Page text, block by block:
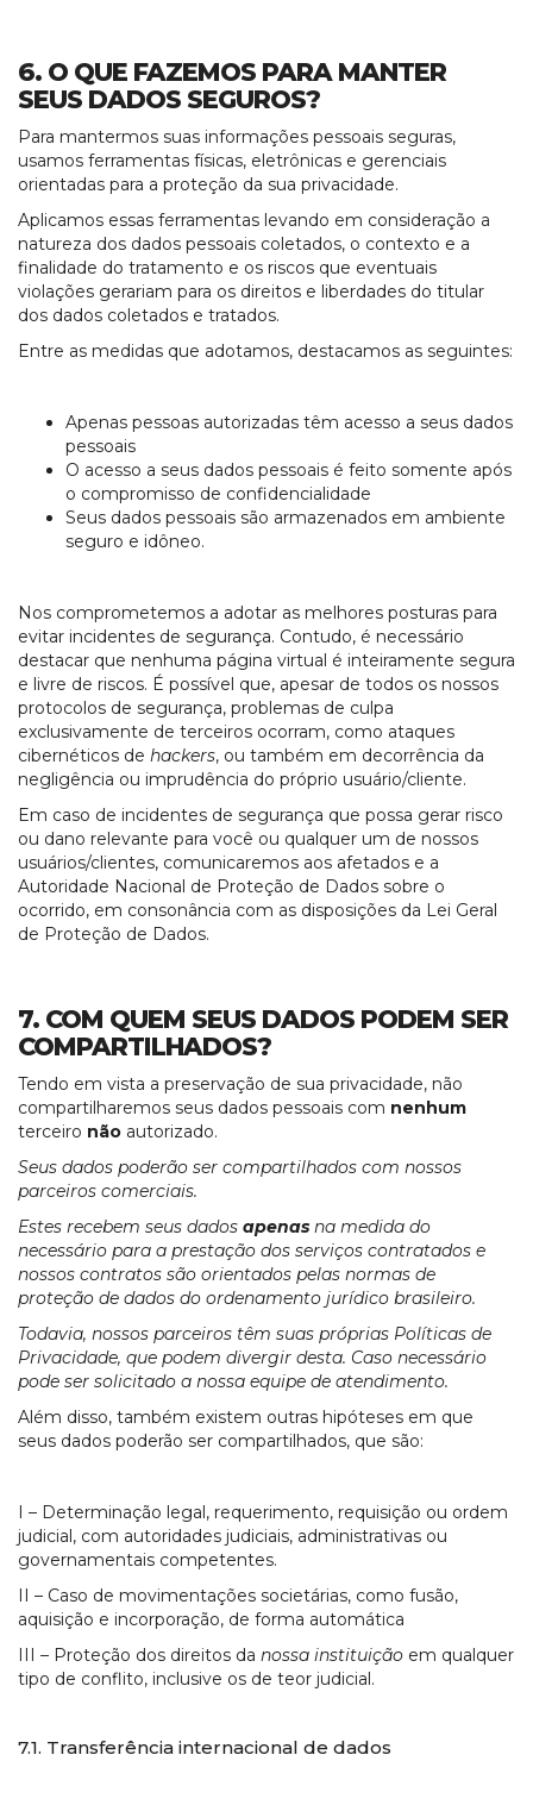
6. O QUE FAZEMOS PARA MANTER
SEUS DADOS SEGUROS?
Para mantermos suas informações pessoais seguras,
usamos ferramentas físicas, eletrônicas e gerenciais
orientadas para a proteção da sua privacidade.
Aplicamos essas ferramentas levando em consideração a
natureza dos dados pessoais coletados, o contexto e a
finalidade do tratamento e os riscos que eventuais
violações gerariam para os direitos e liberdades do titular
dos dados coletados e tratados.
Entre as medidas que adotamos, destacamos as seguintes:
Apenas pessoas autorizadas têm acesso a seus dados
pessoais
O acesso a seus dados pessoais é feito somente após
o compromisso de confidencialidade
Seus dados pessoais são armazenados em ambiente
seguro e idôneo.
Nos comprometemos a adotar as melhores posturas para
evitar incidentes de segurança. Contudo, é necessário
destacar que nenhuma página virtual é inteiramente segura
e livre de riscos. É possível que, apesar de todos os nossos
protocolos de segurança, problemas de culpa
exclusivamente de terceiros ocorram, como ataques
cibernéticos de hackers, ou também em decorrência da
negligência ou imprudência do próprio usuário/cliente.
Em caso de incidentes de segurança que possa gerar risco
ou dano relevante para você ou qualquer um de nossos
usuários/clientes, comunicaremos aos afetados e a
Autoridade Nacional de Proteção de Dados sobre o
ocorrido, em consonância com as disposições da Lei Geral
de Proteção de Dados.
7. COM QUEM SEUS DADOS PODEM SER
COMPARTILHADOS?
Tendo em vista a preservação de sua privacidade, não
compartilharemos seus dados pessoais com nenhum
terceiro não autorizado.
Seus dados poderão ser compartilhados com nossos
parceiros comerciais.
Estes recebem seus dados apenas na medida do
necessário para a prestação dos serviços contratados e
nossos contratos são orientados pelas normas de
proteção de dados do ordenamento jurídico brasileiro.
Todavia, nossos parceiros têm suas próprias Políticas de
Privacidade, que podem divergir desta. Caso necessário
pode ser solicitado a nossa equipe de atendimento.
Além disso, também existem outras hipóteses em que
seus dados poderão ser compartilhados, que são:
I – Determinação legal, requerimento, requisição ou ordem
judicial, com autoridades judiciais, administrativas ou
governamentais competentes.
II – Caso de movimentações societárias, como fusão,
aquisição e incorporação, de forma automática
III – Proteção dos direitos da nossa instituição em qualquer
tipo de conflito, inclusive os de teor judicial.
7.1. Transferência internacional de dados